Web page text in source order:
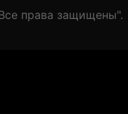
права защищены".